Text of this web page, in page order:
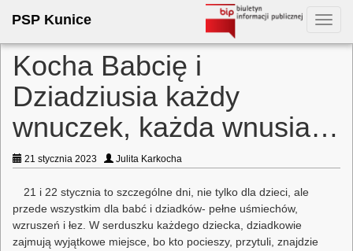
PSP Kunice
Kocha Babcię i
Dziadziusia każdy
wnuczek, każda wnusia…
21 stycznia 2023 Julita Karkocha
21 i 22 stycznia to szczególne dni, nie tylko dla dzieci, ale
przede wszystkim dla babć i dziadków- pełne uśmiechów,
wzruszeń i łez. W serduszku każdego dziecka, dziadkowie
zajmują wyjątkowe miejsce, bo kto pocieszy, przytuli, znajdzie